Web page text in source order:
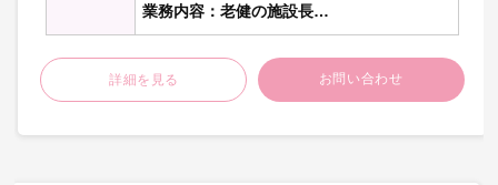
業務内容：老健の施設長
→入所者・通所者の健康管理・入所判定会
議・書類作成等・回診など
詳細を見る お問い合わせ